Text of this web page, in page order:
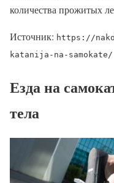
количества прожитых
Источник: https://
katanija-na-samokate/
Езда на
тела